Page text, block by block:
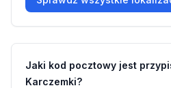
Jaki kod pocztowy jest
Karczemki?